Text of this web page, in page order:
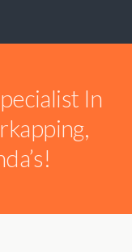
In